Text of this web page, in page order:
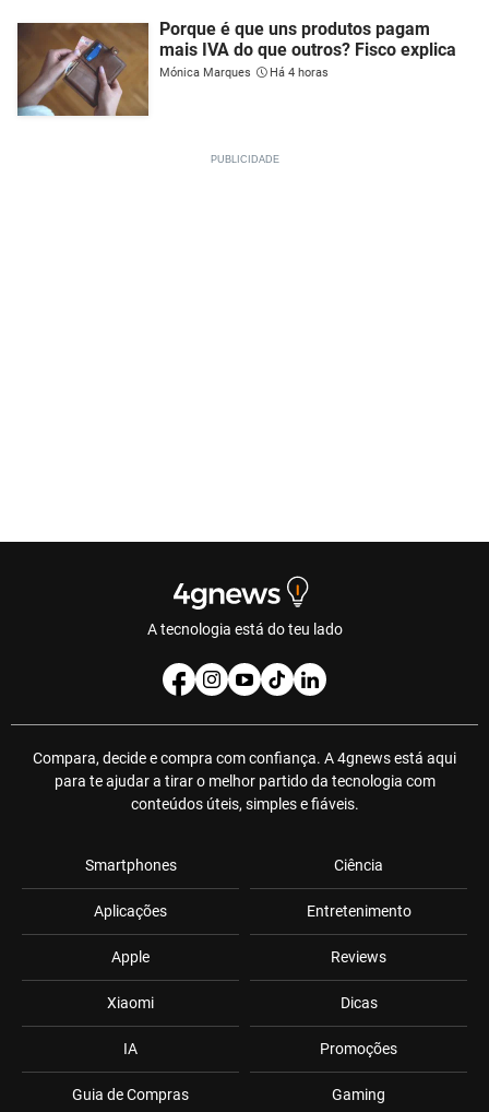
Porque é que uns produtos pagam
mais IVA do que outros? Fisco explica
Mónica Marques Há 4 horas
A tecnologia está do teu lado
Compara, decide e compra com confiança. A 4gnews está aqui
para te ajudar a tirar o melhor partido da tecnologia com
conteúdos úteis, simples e fiáveis.
Smartphones
Aplicações
Apple
Xiaomi
IA
Guia de Compras
Ciência
Entretenimento
Reviews
Dicas
Promoções
Gaming